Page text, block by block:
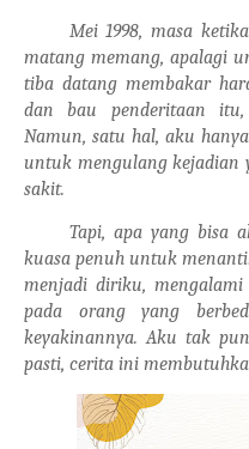
Mei 1998, masa
matang memang, apalagi
tiba datang membakar
dan bau penderitaan
Namun, satu hal, aku
untuk mengulang kejadian
sakit.
Tapi, apa yang bisa
kuasa penuh untuk
menjadi diriku,
pada orang yang
keyakinannya. Aku tak
pasti, cerita ini